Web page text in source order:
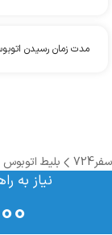
مدت زمان رسیدن
سفر724 بلیط اتوبوس
نیاز به